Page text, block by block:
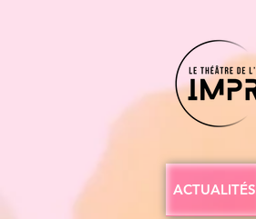
ACTUALITÉS